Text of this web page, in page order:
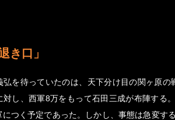
き口」
弘を待っていたのは、天下分け目の関ヶ原の
対し、西軍8万をもって石田三成が布陣する
つく予定であった。しかし、事態は急変す